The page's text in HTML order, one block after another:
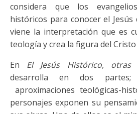
considera que los
históricos para conocer el
viene la interpretación que es
teología y crea la figura del Cristo
En El Jesús Histórico, otras
desarrolla en dos
aproximaciones teológicas-
personajes exponen su